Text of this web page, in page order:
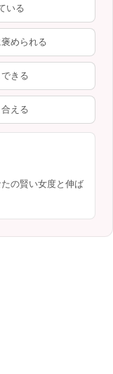
いる
められる
きる
える
の賢い女度と伸ば